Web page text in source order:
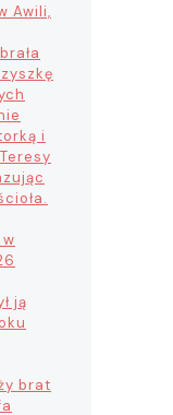
Awili,
i
ją
brat